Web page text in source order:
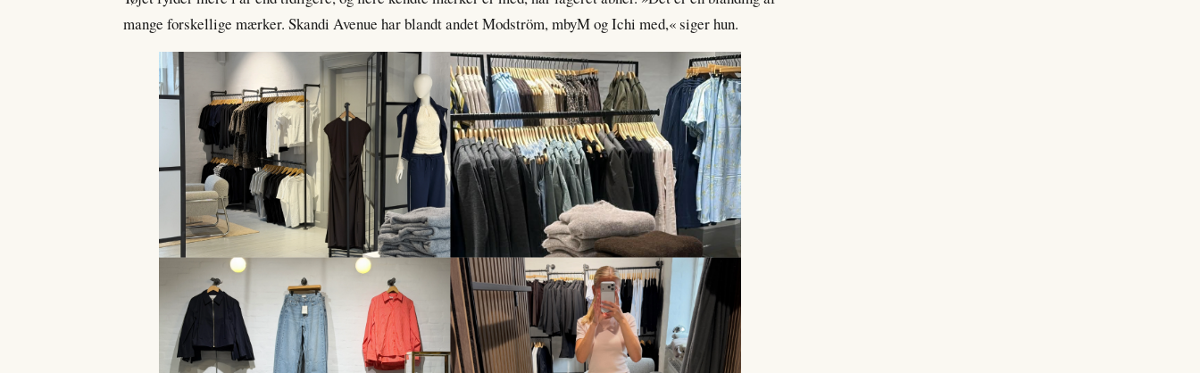
mange forskellige mærker. Skandi Avenue har blandt andet Modström, mbyM og Ichi med,« siger hun.